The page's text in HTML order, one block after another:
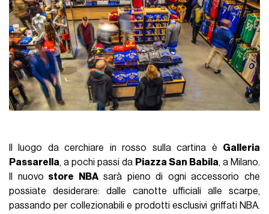
Il luogo da cerchiare in rosso sulla cartina è Galleria
Passarella, a pochi passi da Piazza San Babila, a Milano.
Il nuovo store NBAsarà pieno di ogni accessorio che
possiate desiderare: dalle canotte ufficiali alle scarpe,
passando per collezionabili e prodotti esclusivi griffati NBA.